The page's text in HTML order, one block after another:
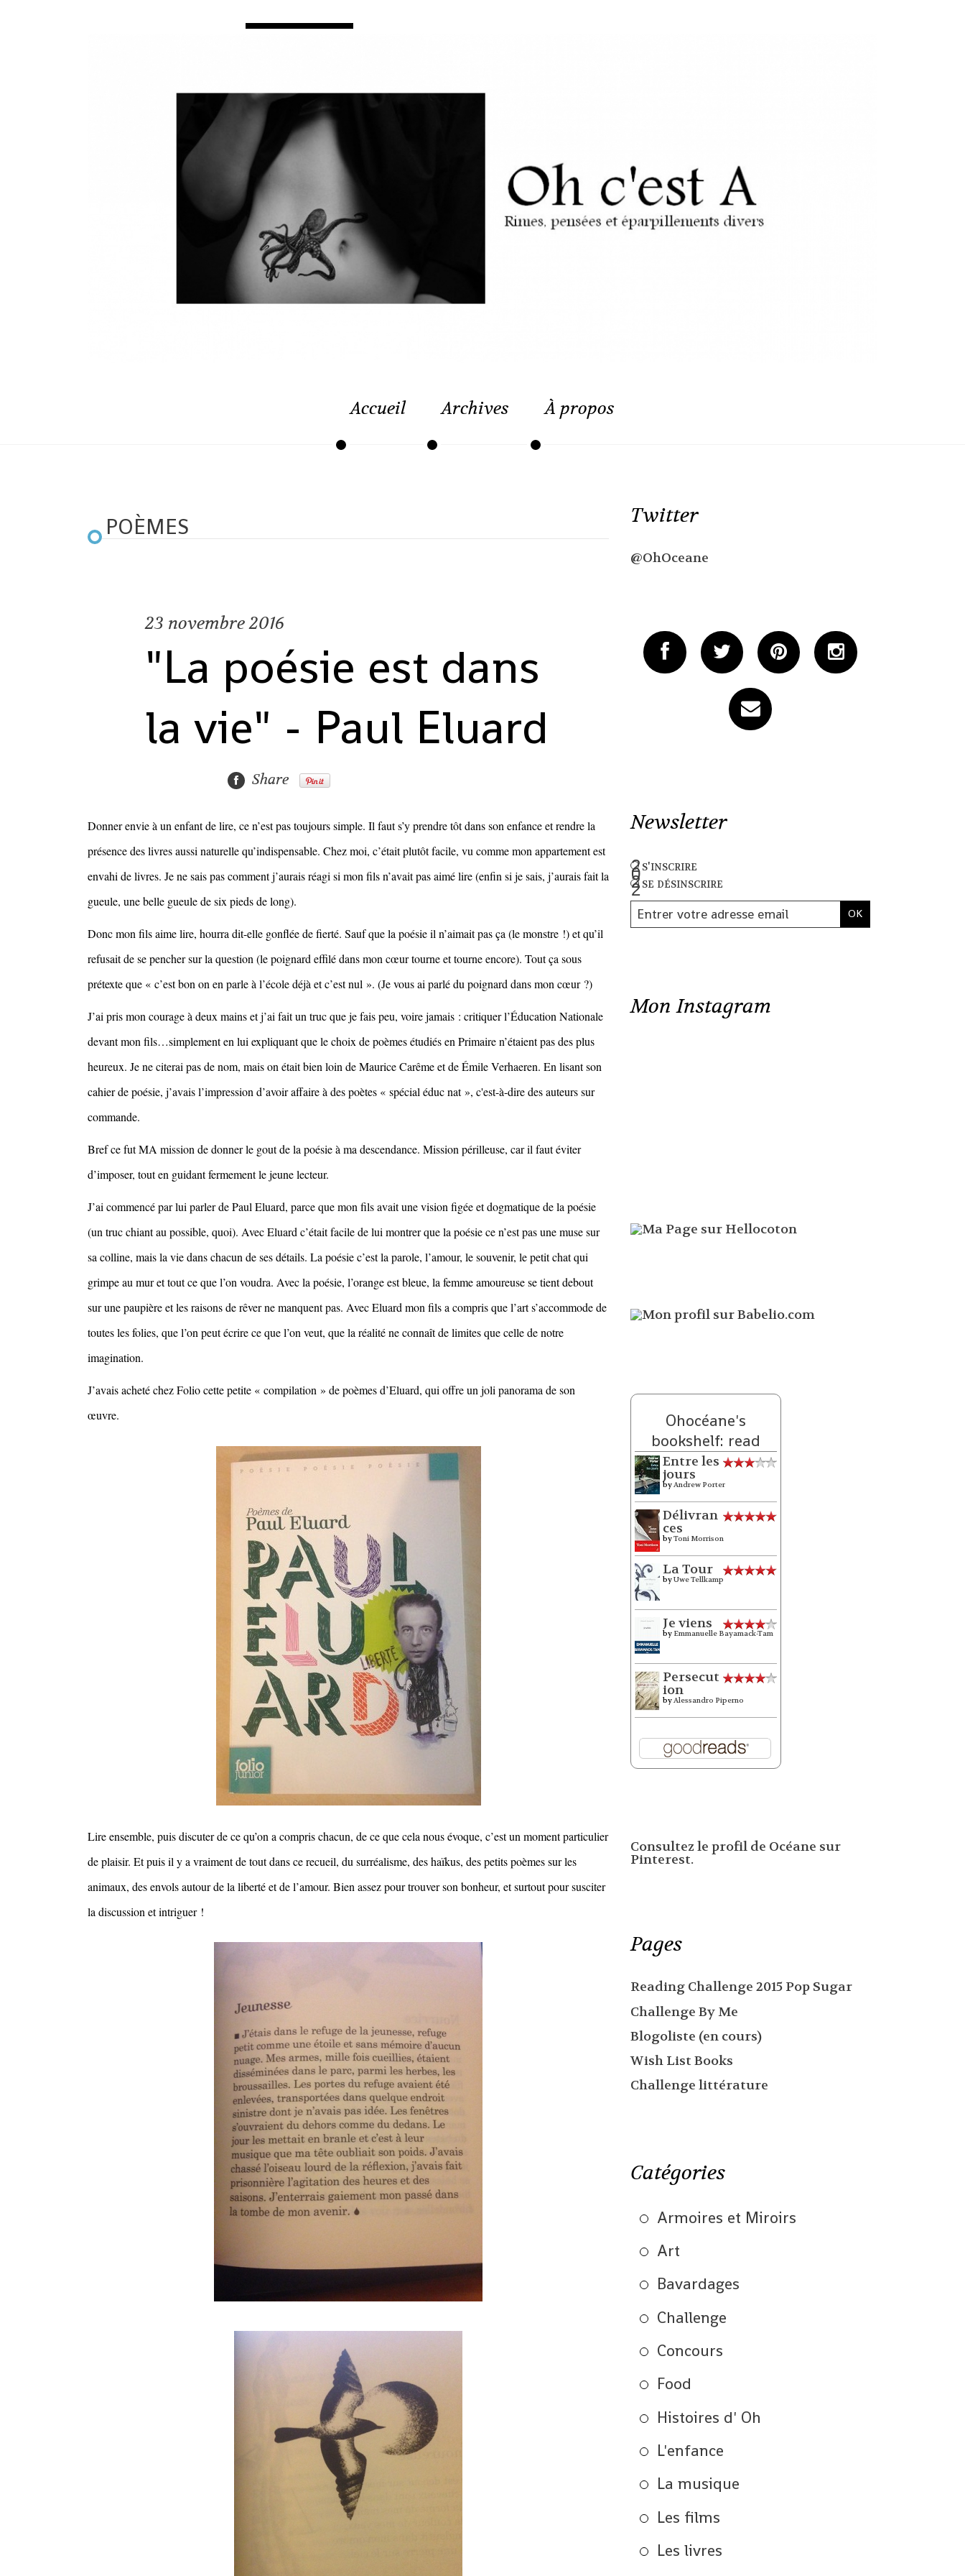
Accueil Archives À propos
POÈMES
23 novembre 2016
"La poésie est dans
la vie" - Paul Eluard
Share
Donner envie à un enfant de lire, ce n’est pas toujours simple. Il faut s’y prendre tôt dans son enfance et rendre la
présence des livres aussi naturelle qu’indispensable. Chez moi, c’était plutôt facile, vu comme mon appartement est
envahi de livres. Je ne sais pas comment j’aurais réagi si mon fils n’avait pas aimé lire (enfin si je sais, j’aurais fait la
gueule, une belle gueule de six pieds de long).
Donc mon fils aime lire, hourra dit-elle gonflée de fierté. Sauf que la poésie il n’aimait pas ça (le monstre !) et qu’il
refusait de se pencher sur la question (le poignard effilé dans mon cœur tourne et tourne encore). Tout ça sous
prétexte que « c’est bon on en parle à l’école déjà et c’est nul ». (Je vous ai parlé du poignard dans mon cœur ?)
J’ai pris mon courage à deux mains et j’ai fait un truc que je fais peu, voire jamais : critiquer l’Éducation Nationale
devant mon fils…simplement en lui expliquant que le choix de poèmes étudiés en Primaire n’étaient pas des plus
heureux. Je ne citerai pas de nom, mais on était bien loin de Maurice Carême et de Émile Verhaeren. En lisant son
cahier de poésie, j’avais l’impression d’avoir affaire à des poètes « spécial éduc nat », c'est-à-dire des auteurs sur
commande.
Bref ce fut MA mission de donner le gout de la poésie à ma descendance. Mission périlleuse, car il faut éviter
d’imposer, tout en guidant fermement le jeune lecteur.
J’ai commencé par lui parler de Paul Eluard, parce que mon fils avait une vision figée et dogmatique de la poésie
(un truc chiant au possible, quoi). Avec Eluard c’était facile de lui montrer que la poésie ce n’est pas une muse sur
sa colline, mais la vie dans chacun de ses détails. La poésie c’est la parole, l’amour, le souvenir, le petit chat qui
grimpe au mur et tout ce que l’on voudra. Avec la poésie, l’orange est bleue, la femme amoureuse se tient debout
sur une paupière et les raisons de rêver ne manquent pas. Avec Eluard mon fils a compris que l’art s’accommode de
toutes les folies, que l’on peut écrire ce que l’on veut, que la réalité ne connaît de limites que celle de notre
imagination.
J’avais acheté chez Folio cette petite « compilation » de poèmes d’Eluard, qui offre un joli panorama de son
œuvre.
Lire ensemble, puis discuter de ce qu’on a compris chacun, de ce que cela nous évoque, c’est un moment particulier
de plaisir. Et puis il y a vraiment de tout dans ce recueil, du surréalisme, des haïkus, des petits poèmes sur les
animaux, des envols autour de la liberté et de l’amour. Bien assez pour trouver son bonheur, et surtout pour susciter
la discussion et intriguer !
Twitter
@OhOceane
Newsletter
s'inscrire
se désinscrire
Mon Instagram
Ohocéane's
bookshelf: read
Entre les
jours
byAndrew Porter
Délivran
ces
byToni Morrison
La Tour
byUwe Tellkamp
Je viens
by Emmanuelle Bayamack-Tam
Persecut
ion
byAlessandro Piperno
Consultez le profil de Océane sur
Pinterest.
Pages
Reading Challenge 2015 Pop Sugar
Challenge By Me
Blogoliste (en cours)
Wish List Books
Challenge littérature
Catégories
Armoires et Miroirs
Art
Bavardages
Challenge
Concours
Food
Histoires d' Oh
L'enfance
La musique
Les films
Les livres